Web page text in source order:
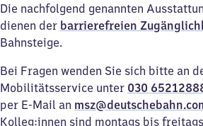
Die nachfolgend genannten
dienen der barrierefreien
Bahnsteige.
Bei Fragen wenden Sie sich bitte an
Mobilitätsservice unter 030
per E-Mail an
Kolleg:innen sind montags bis